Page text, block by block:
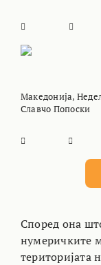
Македонија,
Славчо Попоски
Според она
нумеричките
територијата